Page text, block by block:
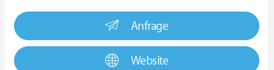
Anfrage
Website